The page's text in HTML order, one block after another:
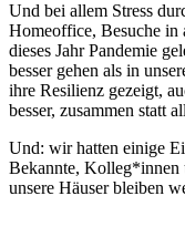
Und bei allem Stress
Homeoffice, Besuche in
dieses Jahr Pandemie
besser gehen als in
ihre Resilienz gezeigt,
besser, zusammen statt
Und: wir hatten einige
Bekannte, Kolleg*innen
unsere Häuser bleiben